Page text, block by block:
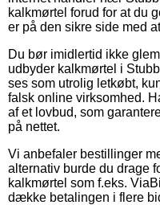
kalkmørtel forud for at du
er på den sikre side med
Du bør imidlertid ikke
udbyder kalkmørtel i
ses som utrolig letkøbt,
falsk online virksomhed.
af et lovbud, som
på nettet.
Vi anbefaler bestillinger
alternativ burde du drage
kalkmørtel som f.eks.
dække betalingen i flere